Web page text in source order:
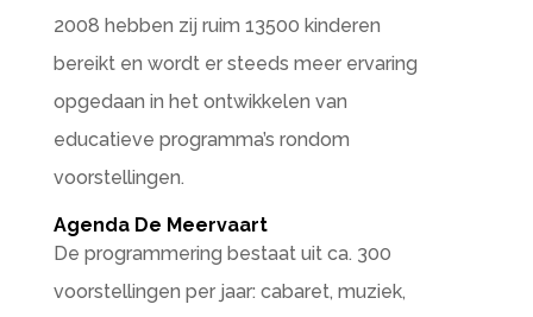
2008 hebben zij ruim 13500 kinderen
bereikt en wordt er steeds meer ervaring
opgedaan in het ontwikkelen van
educatieve programma’s rondom
voorstellingen.
Agenda De Meervaart
De programmering bestaat uit ca. 300
voorstellingen per jaar: cabaret, muziek,